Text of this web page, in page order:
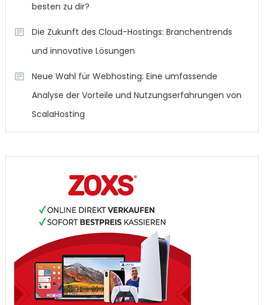
besten zu dir?
Die Zukunft des Cloud-Hostings: Branchentrends
und innovative Lösungen
Neue Wahl für Webhosting: Eine umfassende
Analyse der Vorteile und Nutzungserfahrungen von
ScalaHosting